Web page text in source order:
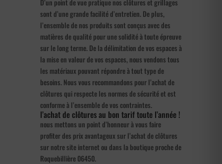
D’un point de vue pratique nos clôtures et grillages
sont d’une grande facilité d’entretien. De plus,
l’ensemble de nos produits sont conçus avec des
matières de qualité pour une solidité à toute épreuve
sur le long terme. De la délimitation de vos espaces à
la mise en valeur de vos espaces, nous vendons tous
les matériaux pouvant répondre à tout type de
besoins. Nous vous recommandons pour l’achat de
clôtures qui respecte les normes de sécurité et est
conforme à l’ensemble de vos contraintes.
l’achat de clôtures au bon tarif toute l’année !
nous mettons un point d’honneur à vous faire
profiter des prix avantageux sur l’achat de clôtures
sur notre site internet ou dans la boutique proche de
Roquebillière 06450.